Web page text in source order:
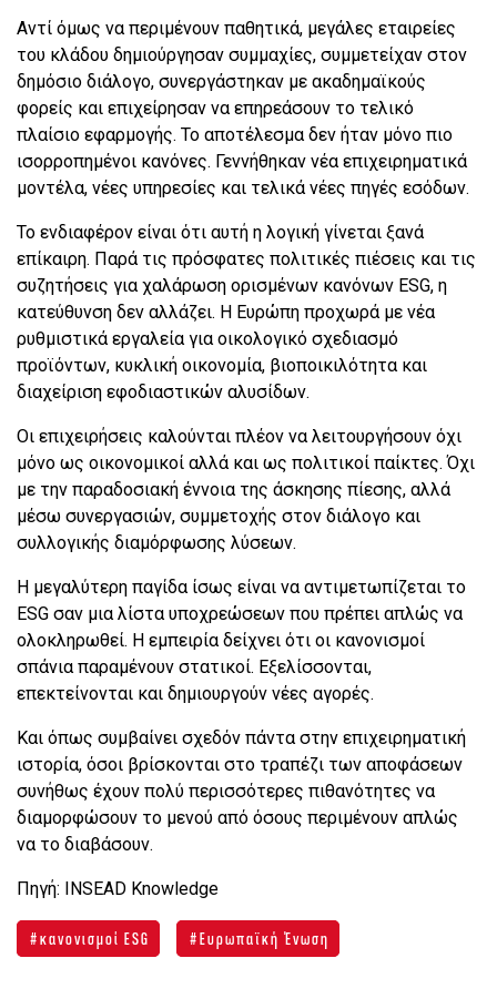
Αντί όμως να περιμένουν παθητικά, μεγάλες εταιρείες
του κλάδου δημιούργησαν συμμαχίες, συμμετείχαν στον
δημόσιο διάλογο, συνεργάστηκαν με ακαδημαϊκούς
φορείς και επιχείρησαν να επηρεάσουν το τελικό
πλαίσιο εφαρμογής. Το αποτέλεσμα δεν ήταν μόνο πιο
ισορροπημένοι κανόνες. Γεννήθηκαν νέα επιχειρηματικά
μοντέλα, νέες υπηρεσίες και τελικά νέες πηγές εσόδων.
Το ενδιαφέρον είναι ότι αυτή η λογική γίνεται ξανά
επίκαιρη. Παρά τις πρόσφατες πολιτικές πιέσεις και τις
συζητήσεις για χαλάρωση ορισμένων κανόνων ESG, η
κατεύθυνση δεν αλλάζει. Η Ευρώπη προχωρά με νέα
ρυθμιστικά εργαλεία για οικολογικό σχεδιασμό
προϊόντων, κυκλική οικονομία, βιοποικιλότητα και
διαχείριση εφοδιαστικών αλυσίδων.
Οι επιχειρήσεις καλούνται πλέον να λειτουργήσουν όχι
μόνο ως οικονομικοί αλλά και ως πολιτικοί παίκτες. Όχι
με την παραδοσιακή έννοια της άσκησης πίεσης, αλλά
μέσω συνεργασιών, συμμετοχής στον διάλογο και
συλλογικής διαμόρφωσης λύσεων.
Η μεγαλύτερη παγίδα ίσως είναι να αντιμετωπίζεται το
ESG σαν μια λίστα υποχρεώσεων που πρέπει απλώς να
ολοκληρωθεί. Η εμπειρία δείχνει ότι οι κανονισμοί
σπάνια παραμένουν στατικοί. Εξελίσσονται,
επεκτείνονται και δημιουργούν νέες αγορές.
Και όπως συμβαίνει σχεδόν πάντα στην επιχειρηματική
ιστορία, όσοι βρίσκονται στο τραπέζι των αποφάσεων
συνήθως έχουν πολύ περισσότερες πιθανότητες να
διαμορφώσουν το μενού από όσους περιμένουν απλώς
να το διαβάσουν.
Πηγή: INSEAD Knowledge
κανονισμοί ESG Ευρωπαϊκή Ένωση